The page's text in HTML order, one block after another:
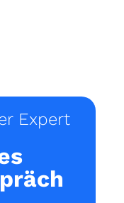
Expert